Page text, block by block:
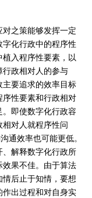
之策能够发挥一定
化行政中的程序性
入程序性要素，以
行政相对人的参与
要追求的效率目标
性要素和行政相对
即使数字化行政容
对人就程序性问
通效率也可能更低。
解释数字化行政所
果不佳。由于算法
后止于知情，要想
出过程和对自身实